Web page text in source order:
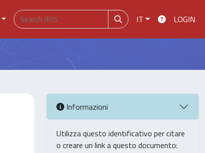
IT LOGIN
Informazioni
Utilizza questo identificativo per citare
o creare un link a questo documento: